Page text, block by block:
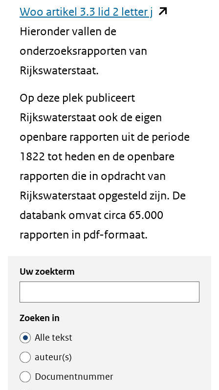
Woo artikel 3.3 lid 2 letter j (opent
Hieronder vallen de
onderzoeksrapporten van
Rijkswaterstaat.
Op deze plek publiceert
Rijkswaterstaat ook de eigen
openbare rapporten uit de periode
1822 tot heden en de openbare
rapporten die in opdracht van
Rijkswaterstaat opgesteld zijn. De
databank omvat circa 65.000
rapporten in pdf-formaat.
Zoeken
in
de
index
Zoeken
de
index
Uw zoekterm
Zoeken in
Alle tekst
auteur(s)
Documentnummer